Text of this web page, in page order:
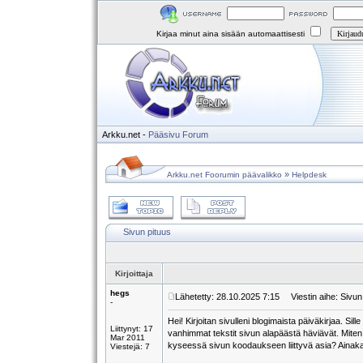
Kirjaa minut aina sisään automaattisesti
Arkku.net - Pääsivu Forum
Arkku.net Foorumin päävalikko » Helpdesk
Sivun pituus
Kirjoittaja
hegs
-
Liittynyt: 17
Mar 2011
Viestejä: 7
Lähetetty: 28.10.2025 7:15 Viestin aihe:
Hei! Kirjoitan sivulleni blogimaista päiväkirjaa.
vanhimmat tekstit sivun alapäästä häviävät.
kyseessä sivun koodaukseen liittyvä asia?